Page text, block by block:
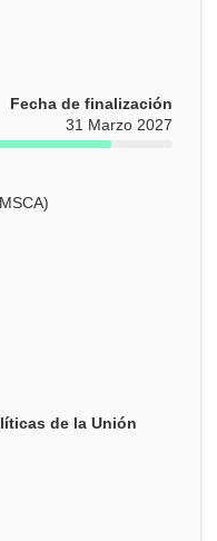
Fecha de finalización
31 Marzo 2027
de la Unión